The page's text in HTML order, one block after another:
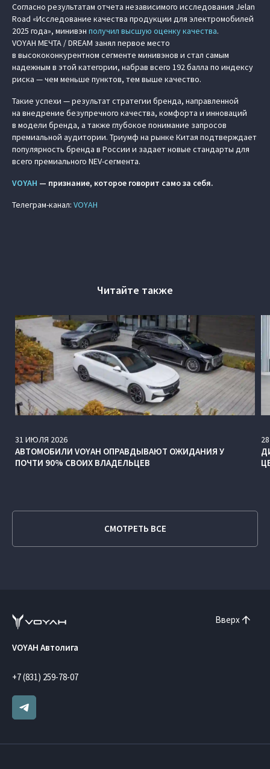
Согласно результатам отчета независимого исследования Jelan
Road «Исследование качества продукции для электромобилей
2025 года», минивэн получил высшую оценку качества.
VOYAH МЕЧТА / DREAM занял первое место
в высококонкурентном сегменте минивэнов и стал самым
надежным в этой категории, набрав всего 192 балла по индексу
риска — чем меньше пунктов, тем выше качество.
Такие успехи — результат стратегии бренда, направленной
на внедрение безупречного качества, комфорта и инноваций
в модели бренда, а также глубокое понимание запросов
премиальной аудитории. Триумф на рынке Китая подтверждает
популярность бренда в России и задает новые стандарты для
всего премиального NEV-сегмента.
VOYAH — признание, которое говорит само за себя.
Телеграм-канал: VOYAH
Читайте также
31 ИЮЛЯ 2026
АВТОМОБИЛИ VOYAH ОПРАВДЫВАЮТ ОЖИДАНИЯ У
ПОЧТИ 90% СВОИХ ВЛАДЕЛЬЦЕВ
28
СМОТРЕТЬ ВСЕ
Вверх
VOYAH Автолига
+7 (831) 259-78-07